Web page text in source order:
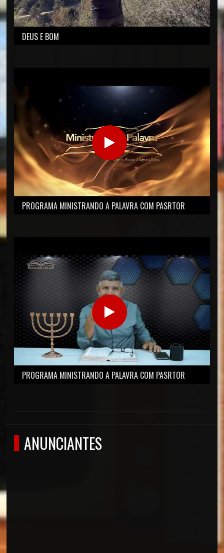
DEUS E BOM
PROGRAMA MINISTRANDO A PALAVRA COM PASRTOR
PROGRAMA MINISTRANDO A PALAVRA COM PASRTOR
ANUNCIANTES